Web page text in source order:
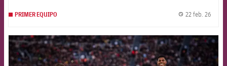
PRIMER EQUIPO 22 feb. 26
FCB Barcelona badge